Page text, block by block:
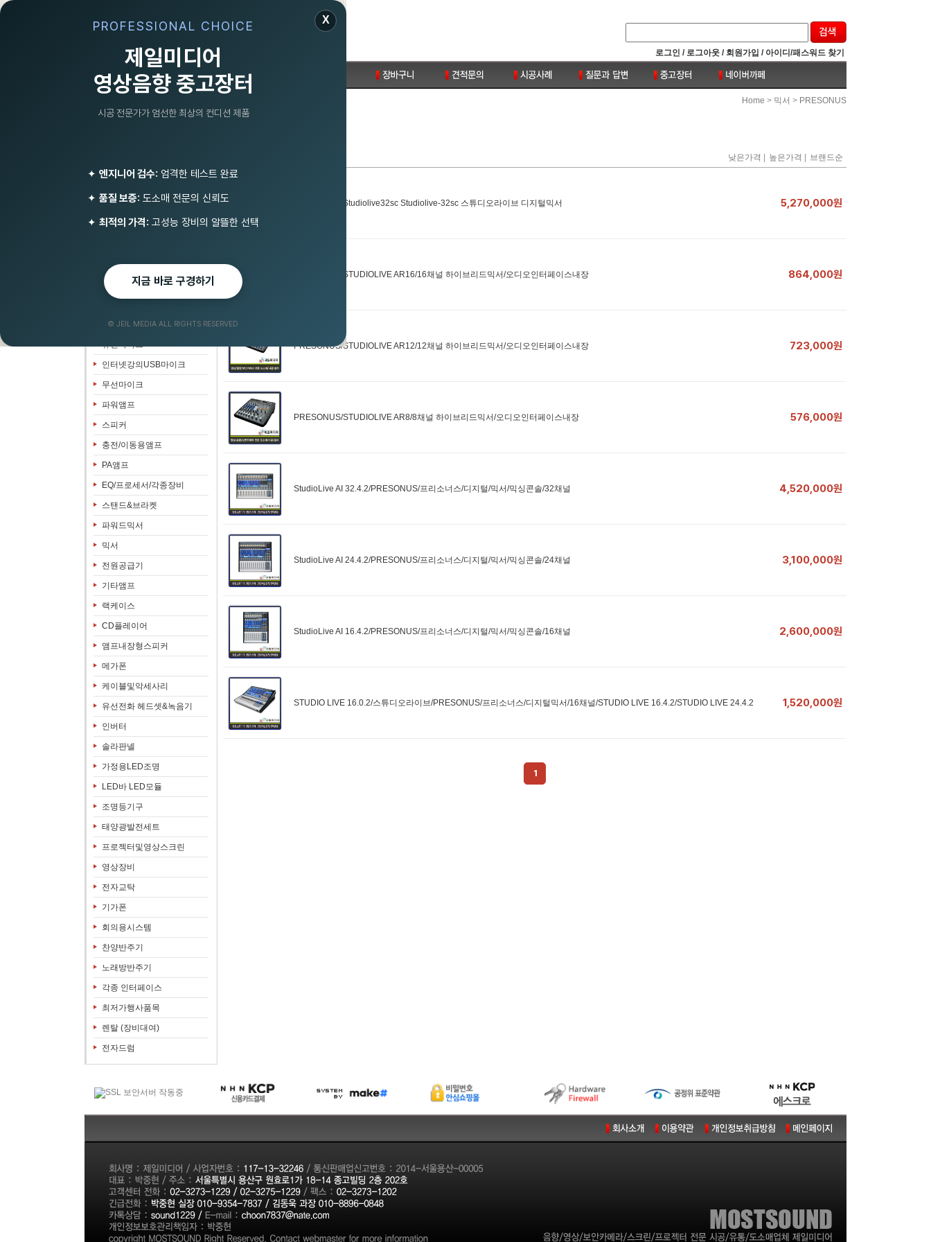
로그인 / 로그아웃 / 회원가입 / 아이디/패스워드 찾기
대면마이크(인터콤)
마이크
선거유세패키지
음향&영상패키지
유선마이크
인터넷강의USB마이크
무선마이크
파워앰프
스피커
충전/이동용앰프
PA앰프
EQ/프로세서/각종장비
스탠드&브라켓
파워드믹서
믹서
전원공급기
기타앰프
랙케이스
CD플레이어
앰프내장형스피커
메가폰
케이블및악세사리
유선전화 헤드셋&녹음기
인버터
솔라판넬
가정용LED조명
LED바 LED모듈
조명등기구
태양광발전세트
프로젝터및영상스크린
영상장비
전자교탁
기가폰
회의용시스템
찬양반주기
노래방반주기
각종 인터페이스
최저가행사품목
렌탈 (장비대여)
전자드럼
Home > 믹서 > PRESONUS
PRESONUS
낮은가격 높은가격 브랜드순
PRESONUS Studiolive32sc Studiolive-32sc 스튜디오라이브 디지털믹서 5,270,000원
PRESONUS/STUDIOLIVE AR16/16채널 하이브리드믹서/오디오인터페이스내장 864,000원
PRESONUS/STUDIOLIVE AR12/12채널 하이브리드믹서/오디오인터페이스내장 723,000원
PRESONUS/STUDIOLIVE AR8/8채널 하이브리드믹서/오디오인터페이스내장 576,000원
StudioLive AI 32.4.2/PRESONUS/프리소너스/디지털/믹서/믹싱콘솔/32채널 4,520,000원
StudioLive AI 24.4.2/PRESONUS/프리소너스/디지털/믹서/믹싱콘솔/24채널 3,100,000원
StudioLive AI 16.4.2/PRESONUS/프리소너스/디지털/믹서/믹싱콘솔/16채널 2,600,000원
STUDIO LIVE 16.0.2/스튜디오라이브/PRESONUS/프리소너스/디지털믹서/16채널/STUDIO LIVE 16.4.2/STUDIO LIVE 24.4.2 1,520,000원
1
X
PROFESSIONAL CHOICE
제일미디어
영상음향 중고장터
시공 전문가가 엄선한 최상의 컨디션 제품
✦ 엔지니어 검수: 엄격한 테스트 완료
✦ 품질 보증: 도소매 전문의 신뢰도
✦ 최적의 가격: 고성능 장비의 알뜰한 선택
지금 바로 구경하기
© JEIL MEDIA ALL RIGHTS RESERVED